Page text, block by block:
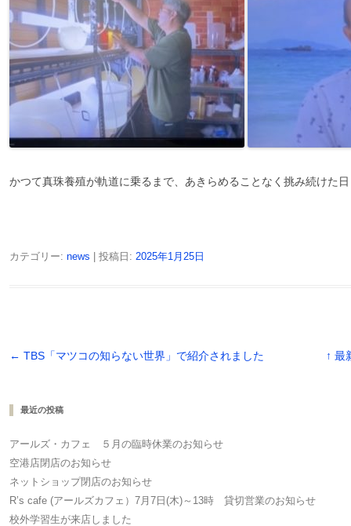
かつて真珠養殖が軌道に乗るまで、あきらめることなく挑み続けた
カテゴリー: news | 投稿日: 2025年1月25日
投稿ナビゲーション
← TBS「マツコの知らない世界」で紹介されました ↑ 最
最近の投稿
アールズ・カフェ ５月の臨時休業のお知らせ
空港店閉店のお知らせ
ネットショップ閉店のお知らせ
R’s cafe (アールズカフェ）7月7日(木)～13時 貸切営業のお知らせ
校外学習生が来店しました